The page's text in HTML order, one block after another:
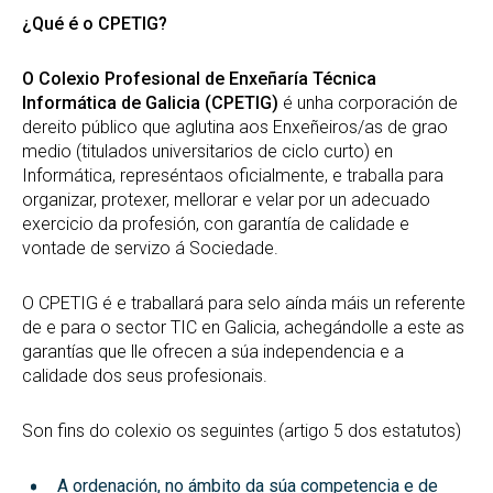
¿Qué é o CPETIG?
O Colexio Profesional de Enxeñaría Técnica
Informática de Galicia (CPETIG) é unha corporación de
dereito público que aglutina aos Enxeñeiros/as de grao
medio (titulados universitarios de ciclo curto) en
Informática, represéntaos oficialmente, e traballa para
organizar, protexer, mellorar e velar por un adecuado
exercicio da profesión, con garantía de calidade e
vontade de servizo á Sociedade.
O CPETIG é e traballará para selo aínda máis un referente
de e para o sector TIC en Galicia, achegándolle a este as
garantías que lle ofrecen a súa independencia e a
calidade dos seus profesionais.
Son fins do colexio os seguintes (artigo 5 dos estatutos)
A ordenación, no ámbito da súa competencia e de